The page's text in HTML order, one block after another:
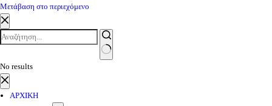
Μετάβαση στο περιεχόμενο
No results
ΑΡΧΙΚΗ